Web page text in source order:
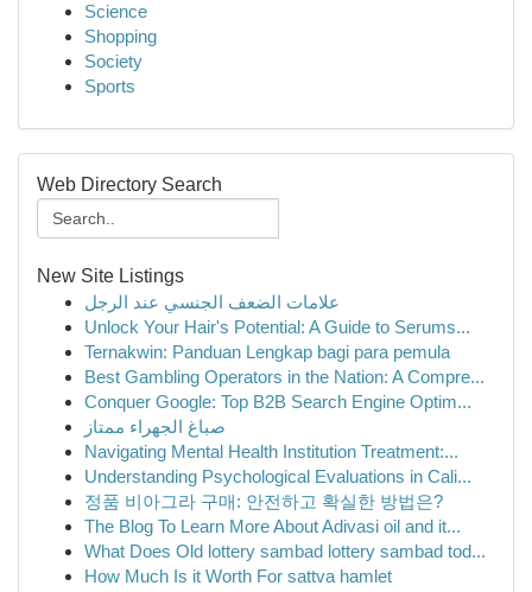
Science
Shopping
Society
Sports
Web Directory Search
New Site Listings
علامات الضعف الجنسي عند الرجل
Unlock Your Hair's Potential: A Guide to Serums...
Ternakwin: Panduan Lengkap bagi para pemula
Best Gambling Operators in the Nation: A Compre...
Conquer Google: Top B2B Search Engine Optim...
صباغ الجهراء ممتاز
Navigating Mental Health Institution Treatment:...
Understanding Psychological Evaluations in Cali...
정품 비아그라 구매: 안전하고 확실한 방법은?
The Blog To Learn More About Adivasi oil and it...
What Does Old lottery sambad lottery sambad tod...
How Much Is it Worth For sattva hamlet